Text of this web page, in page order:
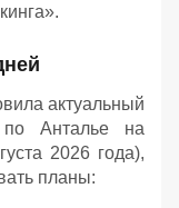
актуальный
по Анталье на
2026 года),
планы: